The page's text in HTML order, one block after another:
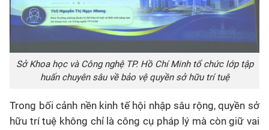
Sở Khoa học và Công nghệ TP. Hồ Chí Minh tổ chức lớp tập
huấn chuyên sâu về bảo vệ quyền sở hữu trí tuệ
Trong bối cảnh nền kinh tế hội nhập sâu rộng, quyền sở
hữu trí tuệ không chỉ là công cụ pháp lý mà còn giữ vai